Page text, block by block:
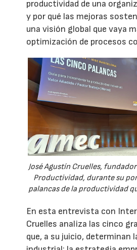
productividad de una
y por qué las mejoras
una visión global que vaya
optimización de procesos
José Agustín Cruelles,
Productividad, durante su
palancas de la productividad
En esta entrevista con
Cruelles analiza las cinco
que, a su juicio, determinan